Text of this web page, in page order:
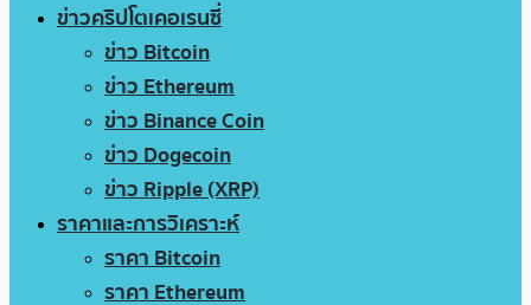
ข่าวคริปโตเคอเรนซี่
ข่าว Bitcoin
ข่าว Ethereum
ข่าว Binance Coin
ข่าว Dogecoin
ข่าว Ripple (XRP)
ราคาและการวิเคราะห์
ราคา Bitcoin
ราคา Ethereum